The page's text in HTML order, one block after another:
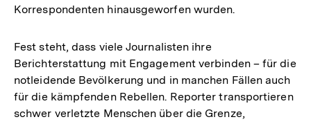
Korrespondenten hinausgeworfen wurden.
Fest steht, dass viele Journalisten ihre
Berichterstattung mit Engagement verbinden – für die
notleidende Bevölkerung und in manchen Fällen auch
für die kämpfenden Rebellen. Reporter transportieren
schwer verletzte Menschen über die Grenze,